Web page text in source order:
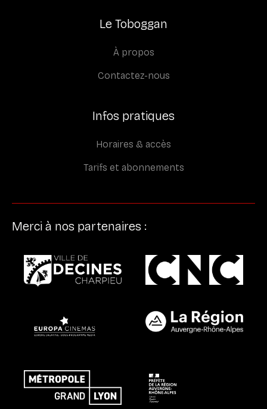
Le Toboggan
À propos
Contactez-nous
Infos pratiques
Horaires & accès
Tarifs et abonnements
Merci à nos partenaires :